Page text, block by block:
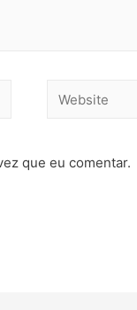
que eu comentar.